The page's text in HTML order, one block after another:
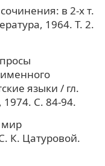
в 2-х т.
1964. Т. 2.
языки / гл.
С. 84-94.
К. Цатуровой.